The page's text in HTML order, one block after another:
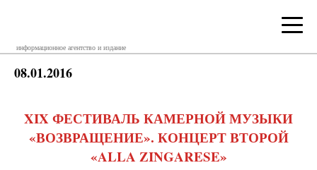
информационное агентство и издание
08.01.2016
XIX ФЕСТИВАЛЬ КАМЕРНОЙ МУЗЫКИ
«ВОЗВРАЩЕНИЕ». КОНЦЕРТ ВТОРОЙ
«ALLA ZINGARESE»